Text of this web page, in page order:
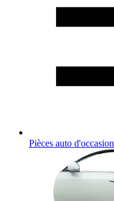
Pièces auto d'occasion